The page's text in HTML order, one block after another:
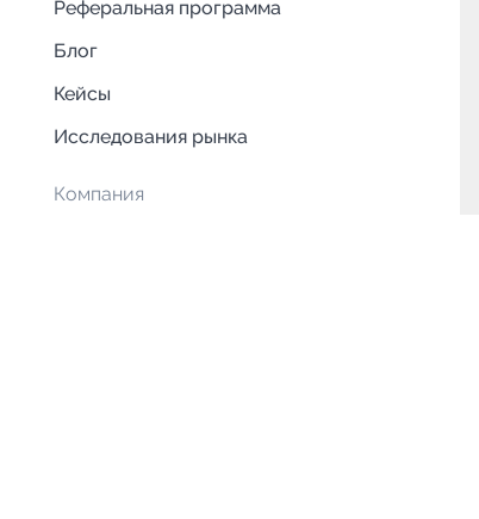
Реферальная программа
Блог
Кейсы
Исследования рынка
Компания